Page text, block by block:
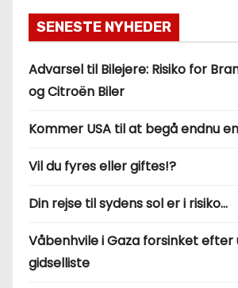
SENESTE NYHEDER
Advarsel til Bilejere: Risiko for
og Citroën Biler
Kommer USA til at begå endnu
Vil du fyres eller giftes!?
Din rejse til sydens sol er i risiko…
Våbenhvile i Gaza forsinket efter
gidselliste